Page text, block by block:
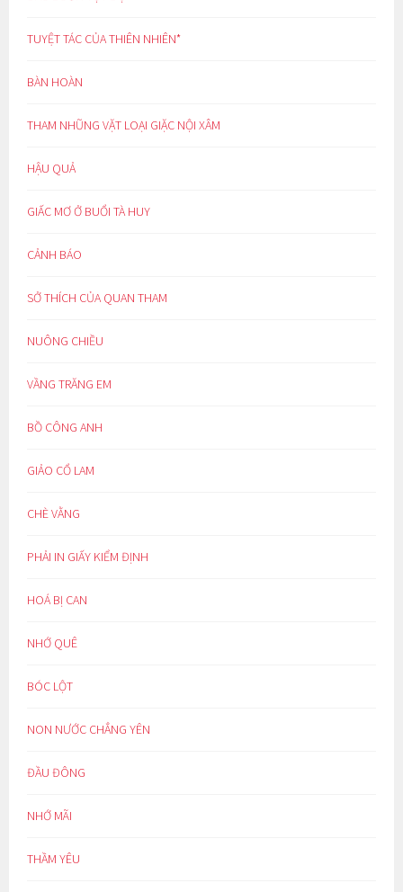
TUYỆT TÁC CỦA THIÊN NHIÊN*
BÀN HOÀN
THAM NHŨNG VẶT LOẠI GIẶC NỘI XÂM
HẬU QUẢ
GIẤC MƠ Ở BUỔI TÀ HUY
CẢNH BÁO
SỞ THÍCH CỦA QUAN THAM
NUÔNG CHIỀU
VẦNG TRĂNG EM
BỒ CÔNG ANH
GIẢO CỔ LAM
CHÈ VẰNG
PHẢI IN GIẤY KIỂM ĐỊNH
HOÁ BỊ CAN
NHỚ QUÊ
BÓC LỘT
NON NƯỚC CHẲNG YÊN
ĐẦU ĐÔNG
NHỚ MÃI
THẦM YÊU